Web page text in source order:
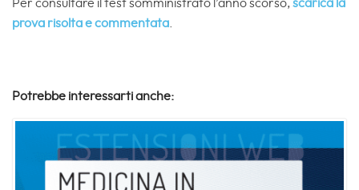
Per consultare il test somministrato l’anno scorso, scarica la
prova risolta e commentata
Potrebbe interessarti anche: